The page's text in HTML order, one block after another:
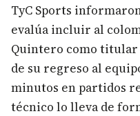
TyC Sports
evalúa incluir al
Quintero como
de su regreso al
minutos en partidos
técnico lo lleva de